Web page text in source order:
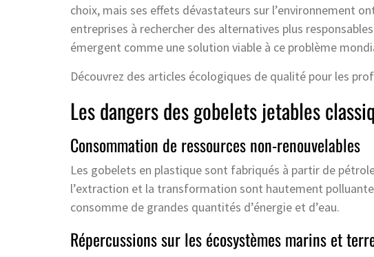
choix, mais ses effets dévastateurs sur l’environnement
entreprises à rechercher des alternatives plus
émergent comme une solution viable à ce problème
Découvrez des articles écologiques de qualité pour les
Les dangers des gobelets jetables
Consommation de ressources non-renouvelables
Les gobelets en plastique sont fabriqués à partir de
l’extraction et la transformation sont hautement
consomme de grandes quantités d’énergie et d’eau.
Répercussions sur les écosystèmes marins et